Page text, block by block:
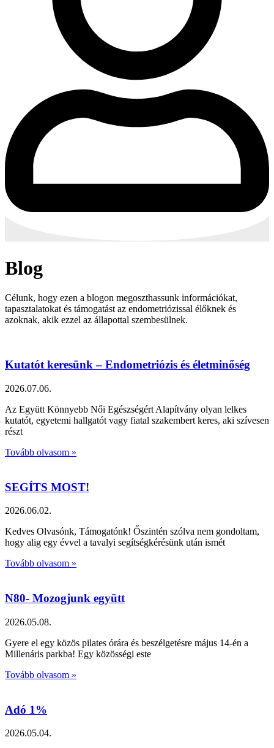
Blog
Célunk, hogy ezen a blogon megoszthassunk információkat,
tapasztalatokat és támogatást az endometriózissal élőknek és
azoknak, akik ezzel az állapottal szembesülnek.
Kutatót keresünk – Endometriózis és életminőség
2026.07.06.
Az Együtt Könnyebb Női Egészségért Alapítvány olyan lelkes
kutatót, egyetemi hallgatót vagy fiatal szakembert keres, aki szívesen
részt
Tovább olvasom »
SEGÍTS MOST!
2026.06.02.
Kedves Olvasónk, Támogatónk! Őszintén szólva nem gondoltam,
hogy alig egy évvel a tavalyi segítségkérésünk után ismét
Tovább olvasom »
N80- Mozogjunk együtt
2026.05.08.
Gyere el egy közös pilates órára és beszélgetésre május 14-én a
Millenáris parkba! Egy közösségi este
Tovább olvasom »
Adó 1%
2026.05.04.